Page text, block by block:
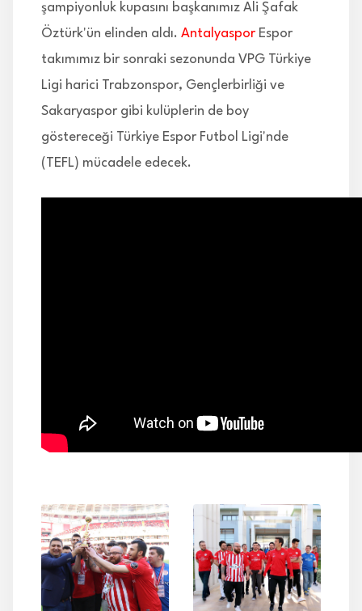
şampiyonluk kupasını başkanımız Ali Şafak
Öztürk'ün elinden aldı. Antalyaspor Espor
takımımız bir sonraki sezonunda VPG Türkiye
Ligi harici Trabzonspor, Gençlerbirliği ve
Sakaryaspor gibi kulüplerin de boy
göstereceği Türkiye Espor Futbol Ligi'nde
(TEFL) mücadele edecek.